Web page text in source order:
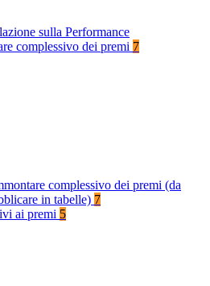
sulla Performance
complessivo dei premi 7
complessivo dei premi (da
in tabelle) 7
ai premi 5